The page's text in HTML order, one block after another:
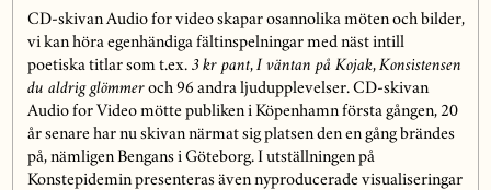
CD-skivan Audio for video skapar osannolika möten och bilder,
vi kan höra egenhändiga fältinspelningar med näst intill
poetiska titlar som t.ex. 3 kr pant, I väntan på Kojak, Konsistensen
du aldrig glömmeroch 96 andra ljudupplevelser. CD-skivan
Audio for Video mötte publiken i Köpenhamn första gången, 20
år senare har nu skivan närmat sig platsen den en gång brändes
på, nämligen Bengans i Göteborg. I utställningen på
Konstepidemin presenteras även nyproducerade visualiseringar